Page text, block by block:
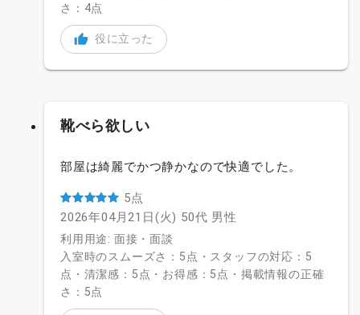
さ：4点
役に立った
靴べら欲しい
部屋は綺麗でかつ静かなので快適でした。
5点
2026年04月21日(火) 50代 男性
利用用途: 面接・面談
入室時のスムーズさ：5点・スタッフの対応：5
点・清潔感：5点・お得感：5点・掲載情報の正確
さ：5点